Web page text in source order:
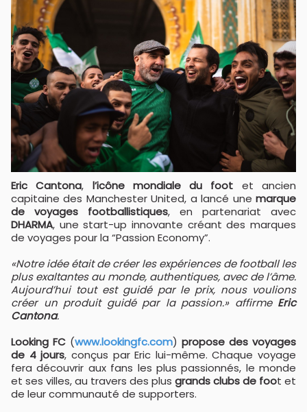
Eric Cantona, l’icône mondiale du foot et ancien
capitaine des Manchester United, a lancé une marque
de voyages footballistiques, en partenariat avec
DHARMA, une start-up innovante créant des marques
de voyages pour la “Passion Economy”.
«Notre idée était de créer les expériences de football les
plus exaltantes au monde, authentiques, avec de l’âme.
Aujourd’hui tout est guidé par le prix, nous voulions
créer un produit guidé par la passion.» affirme Eric
Cantona.
Looking FC (www.lookingfc.com) propose des voyages
de 4 jours, conçus par Eric lui-même. Chaque voyage
fera découvrir aux fans les plus passionnés, le monde
et ses villes, au travers des plus grands clubs de foot et
de leur communauté de supporters.